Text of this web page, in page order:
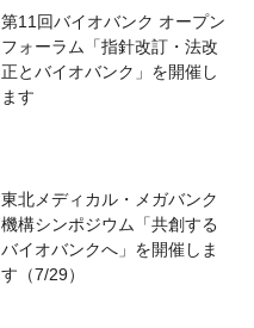
第11回バイオバンク オープン
フォーラム「指針改訂・法改
正とバイオバンク」を開催し
ます
東北メディカル・メガバンク
機構シンポジウム「共創する
バイオバンクへ」を開催しま
す（7/29）